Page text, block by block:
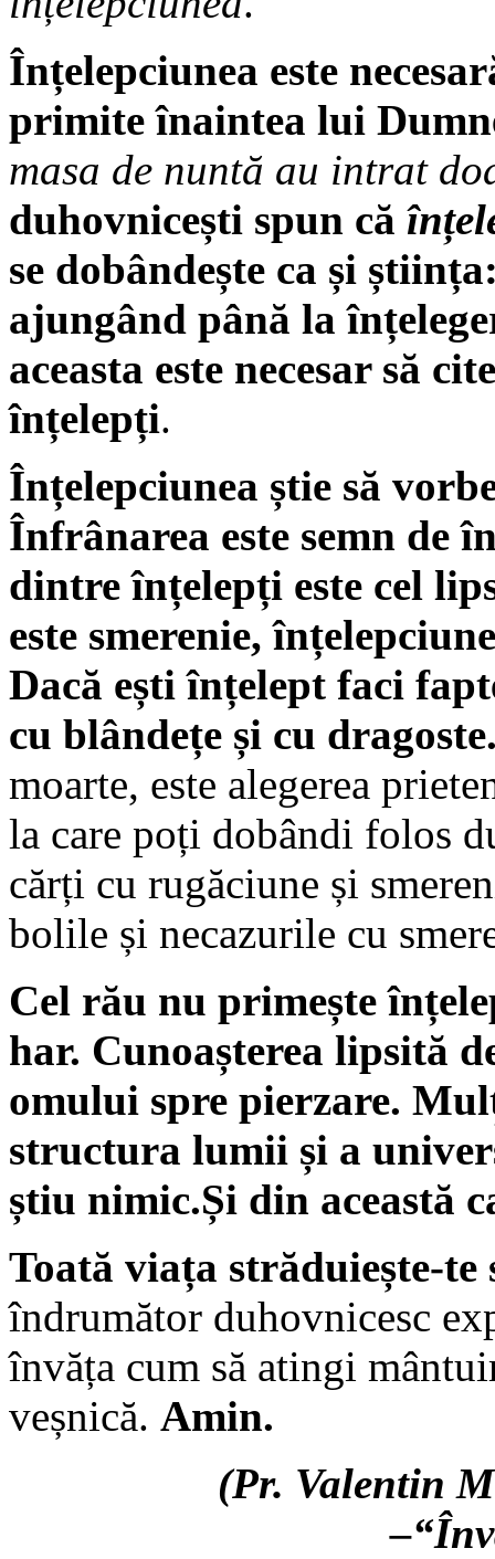
Înțelepciunea este
primite înaintea lui
masa de nuntă au intrat
duhovnicești spun că
se dobândește ca și
ajungând până la
aceasta este necesar să
înțelepți.
Înțelepciunea știe să
Înfrânarea este semn de
dintre înțelepți este cel
este smere­nie,
Dacă ești înțelept faci
cu blândețe și cu
moarte, este ale­gerea
la care poți dobândi folos
cărți cu ru­găciune și
bolile și ne­cazurile cu
Cel rău nu primește
har. Cunoașterea lipsită
omului spre pierzare.
structura lumii și a
știu nimic.Și din această
Toată viața străduiește-
îndrumător duhovnicesc
învăța cum să atingi
veșnică. Amin.
(Pr. Valentin
–